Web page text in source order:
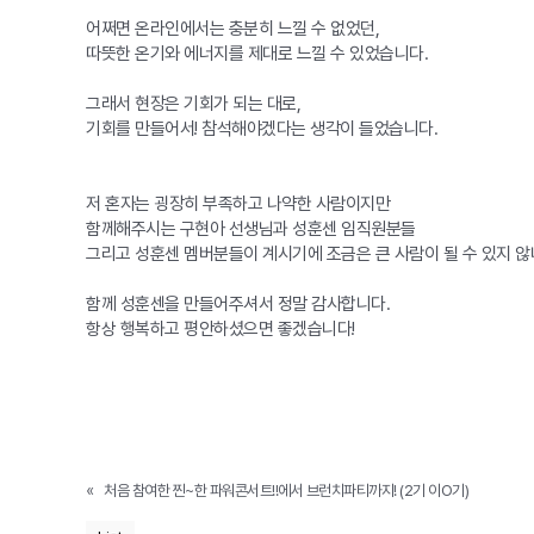
어쩌면 온라인에서는 충분히 느낄 수 없었던,
따뜻한 온기와 에너지를 제대로 느낄 수 있었습니다.
그래서 현장은 기회가 되는 대로,
기회를 만들어서! 참석해야겠다는 생각이 들었습니다.
저 혼자는 굉장히 부족하고 나약한 사람이지만
함께해주시는 구현아 선생님과 성훈센 임직원분들
그리고 성훈센 멤버분들이 계시기에 조금은 큰 사람이 될 수 있지
함께 성훈센을 만들어주셔서 정말 감사합니다.
항상 행복하고 평안하셨으면 좋겠습니다!
« 처음 참여한 찐~한 파워콘서트!!에서 브런치파티까지! (2기 이O기)